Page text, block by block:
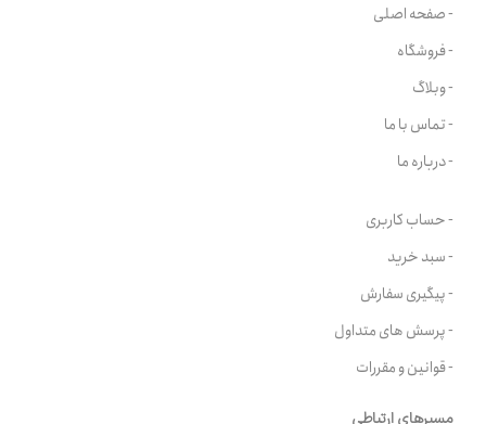
- صفحه اصلی
- فروشگاه
- وبلاگ
- تماس با ما
- درباره ما
- حساب کاربری
- سبد خرید
- پیگیری سفارش
- پرسش های متداول
- قوانین و مقررات
مسیرهای ارتباطی